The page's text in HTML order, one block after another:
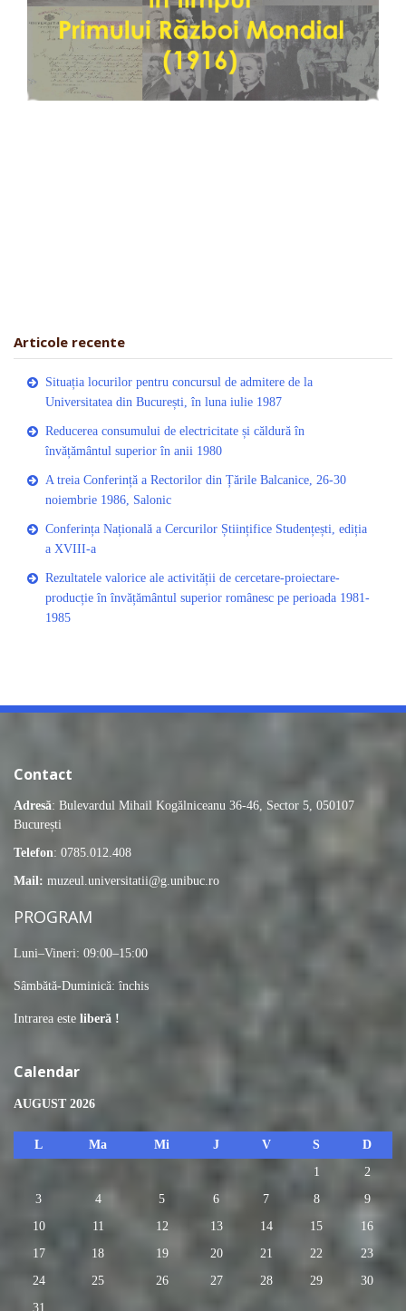
Articole recente
Situația locurilor pentru concursul de admitere de la
Universitatea din București, în luna iulie 1987
Reducerea consumului de electricitate și căldură în
învățământul superior în anii 1980
A treia Conferință a Rectorilor din Țările Balcanice, 26-30
noiembrie 1986, Salonic
Conferința Națională a Cercurilor Științifice Studențești, ediția
a XVIII-a
Rezultatele valorice ale activității de cercetare-proiectare-
producție în învățământul superior românesc pe perioada 1981-
1985
Contact
Adresă: Bulevardul Mihail Kogălniceanu 36-46, Sector 5, 050107
București
Telefon: 0785.012.408
Mail: muzeul.universitatii@g.unibuc.ro
PROGRAM
Luni–Vineri: 09:00–15:00
Sâmbătă-Duminică: închis
Intrarea este liberă !
Calendar
AUGUST 2026
L Ma Mi J V S
D
1
2
3
4 5 6 7 8
9
10
11 12 13 14 15
16
17
18 19 20 21 22
23
24
25 26 27 28 29
30
31